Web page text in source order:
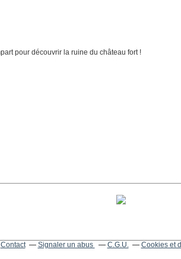
Contact Signaler un abus C.G.U. Cookies et